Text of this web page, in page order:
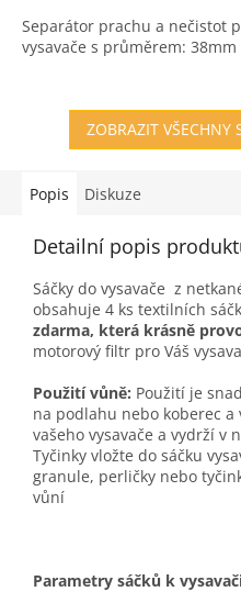
z
5
Separátor prachu a nečistot
vysavače s průměrem: 38mm
ZOBRAZIT VŠECHNY
Popis Diskuze
Detailní popis
Sáčky do vysavače z
obsahuje 4 ks textilních
zdarma, která krásně
motorový filtr pro Váš
Použití vůně: Použití je
na podlahu nebo koberec a
vašeho vysavače a vydrží v
Tyčinky vložte do sáčku
granule, perličky nebo
vůní
Parametry sáčků k